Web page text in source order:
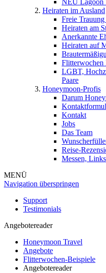
NEU Lagoon
Heiraten im Ausland
Freie
Heiraten am
Anerkannte
Heiraten auf
Flitterwochen
LGBT,
Paare
Honeymoon-Profis
Darum
Kontakt
Jobs
Das Team
Reise-
Messen,
MENÜ
Navigation überspringen
Support
Testimonials
Angebotereader
Honeymoon Travel
Angebote
Flitterwochen-Beispiele
Angebotereader